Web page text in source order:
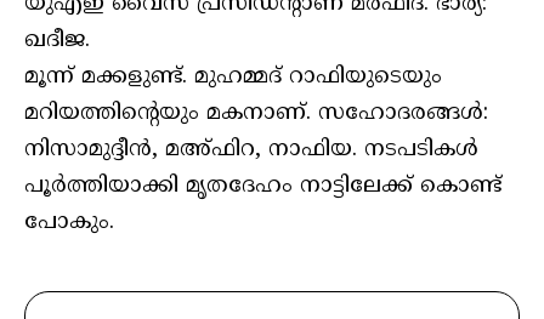
ഖദീജ.
മൂന്ന് മക്കളുണ്ട്. മുഹമ്മദ് റാഫിയുടെയും
മറിയത്തിന്റെയും മകനാണ്. സഹോദരങ്ങള്‍:
നിസാമുദ്ദീന്‍, മഅ്ഫിറ, നാഫിയ. നടപടികൾ
പൂർത്തിയാക്കി മൃതദേഹം നാട്ടിലേക്ക് കൊണ്ട്
പോകും.